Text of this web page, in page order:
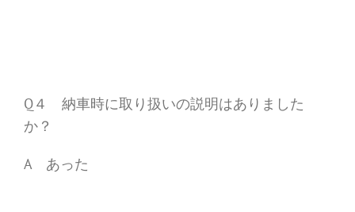
Q４ 納車時に取り扱いの説明はありました
か？
A あった